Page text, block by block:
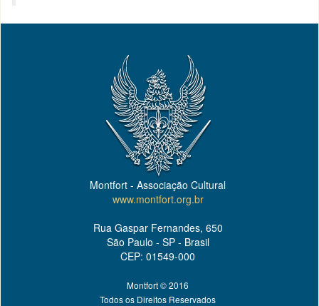
Montfort - Associação Cultural
www.montfort.org.br
Rua Gaspar Fernandes, 650
São Paulo - SP - Brasil
CEP: 01549-000
Montfort © 2016
Todos os Direitos Reservados